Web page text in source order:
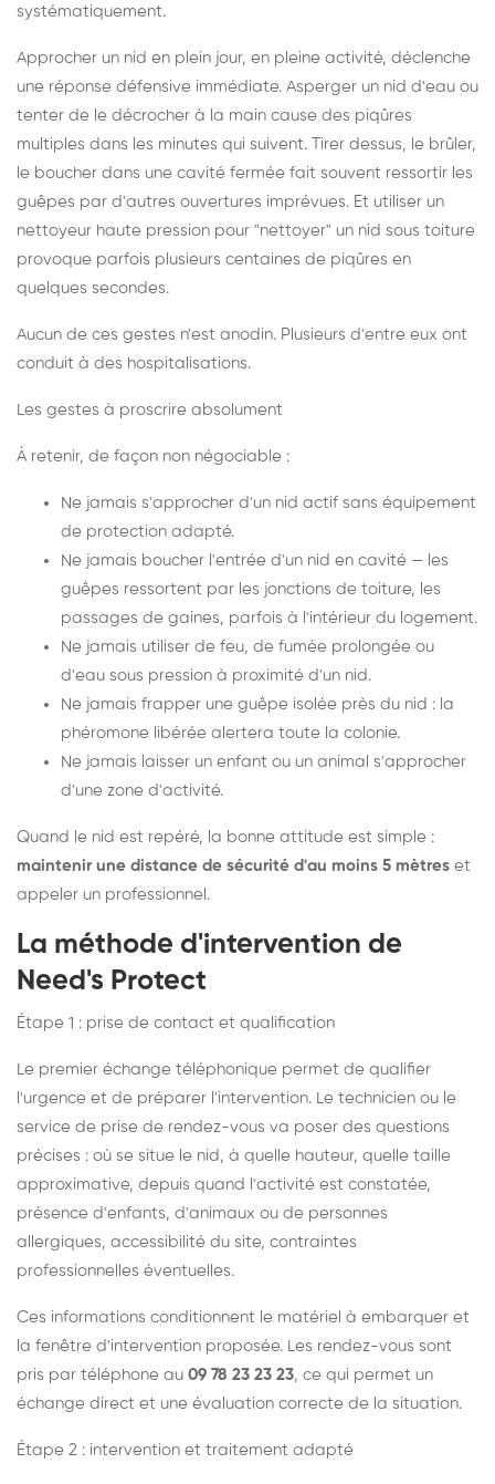
systématiquement.
Approcher un nid en plein jour, en pleine activité, déclenche
une réponse défensive immédiate. Asperger un nid d'eau ou
tenter de le décrocher à la main cause des piqûres
multiples dans les minutes qui suivent. Tirer dessus, le brûler,
le boucher dans une cavité fermée fait souvent ressortir les
guêpes par d'autres ouvertures imprévues. Et utiliser un
nettoyeur haute pression pour "nettoyer" un nid sous toiture
provoque parfois plusieurs centaines de piqûres en
quelques secondes.
Aucun de ces gestes n'est anodin. Plusieurs d'entre eux ont
conduit à des hospitalisations.
Les gestes à proscrire absolument
À retenir, de façon non négociable :
Ne jamais s'approcher d'un nid actif sans équipement
de protection adapté.
Ne jamais boucher l'entrée d'un nid en cavité — les
guêpes ressortent par les jonctions de toiture, les
passages de gaines, parfois à l'intérieur du logement.
Ne jamais utiliser de feu, de fumée prolongée ou
d'eau sous pression à proximité d'un nid.
Ne jamais frapper une guêpe isolée près du nid : la
phéromone libérée alertera toute la colonie.
Ne jamais laisser un enfant ou un animal s'approcher
d'une zone d'activité.
Quand le nid est repéré, la bonne attitude est simple :
maintenir une distance de sécurité d'au moins 5 mètres et
appeler un professionnel.
La méthode d'intervention de
Need's Protect
Étape 1 : prise de contact et qualification
Le premier échange téléphonique permet de qualifier
l'urgence et de préparer l'intervention. Le technicien ou le
service de prise de rendez-vous va poser des questions
précises : où se situe le nid, à quelle hauteur, quelle taille
approximative, depuis quand l'activité est constatée,
présence d'enfants, d'animaux ou de personnes
allergiques, accessibilité du site, contraintes
professionnelles éventuelles.
Ces informations conditionnent le matériel à embarquer et
la fenêtre d'intervention proposée. Les rendez-vous sont
pris par téléphone au 09 78 23 23 23, ce qui permet un
échange direct et une évaluation correcte de la situation.
Étape 2 : intervention et traitement adapté